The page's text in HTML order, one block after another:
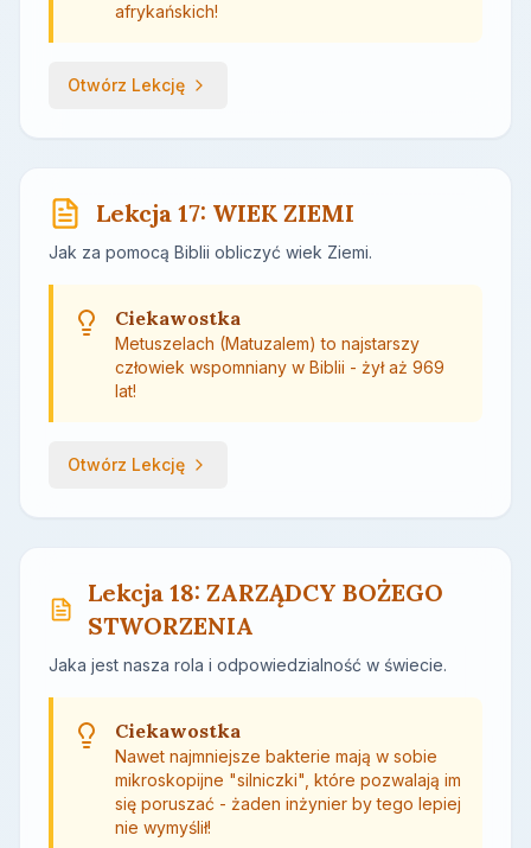
afrykańskich!
Otwórz Lekcję
Lekcja 17: WIEK ZIEMI
Jak za pomocą Biblii obliczyć wiek Ziemi.
Ciekawostka
Metuszelach (Matuzalem) to najstarszy
człowiek wspomniany w Biblii - żył aż 969
lat!
Otwórz Lekcję
Lekcja 18: ZARZĄDCY BOŻEGO
STWORZENIA
Jaka jest nasza rola i odpowiedzialność w świecie.
Ciekawostka
Nawet najmniejsze bakterie mają w sobie
mikroskopijne "silniczki", które pozwalają im
się poruszać - żaden inżynier by tego lepiej
nie wymyślił!